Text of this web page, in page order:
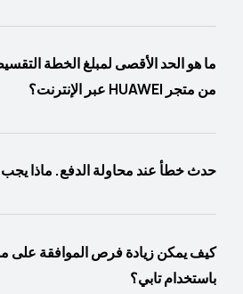
ما هو الحد الأقصى لمبلغ الخطة
من متجر HUAWEI عبر الإنترنت؟
حدث خطأ عند محاولة الدفع. ماذا
كيف يمكن زيادة فرص الموافقة على
باستخدام تابي؟